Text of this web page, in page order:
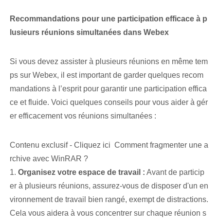
Recommandations pour une participation efficace à p
lusieurs réunions simultanées dans Webex
Si vous devez assister à plusieurs réunions en même tem
ps sur Webex, il est important de garder quelques recom
mandations à l’esprit pour garantir une participation effica
ce et fluide. Voici quelques conseils pour vous aider à gér
er efficacement vos réunions simultanées :
Contenu exclusif - Cliquez ici Comment fragmenter une a
rchive avec WinRAR ?
1. Organisez votre espace de travail : Avant de particip
er à plusieurs réunions, assurez-vous de disposer d'un en
vironnement de travail bien rangé, exempt de distractions.
Cela vous aidera à vous concentrer sur chaque réunion s